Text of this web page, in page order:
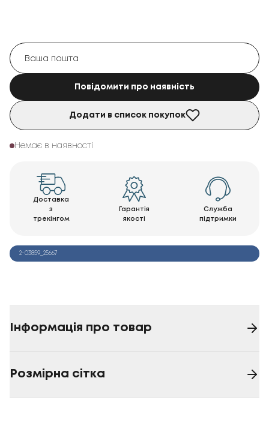
Повідомити про наявність
Додати в список покупок
Немає в наявності
Доставка
з
трекінгом
Гарантія
якості
Служба
підтримки
2-03859_25667
Інформація про товар
Розмірна сітка